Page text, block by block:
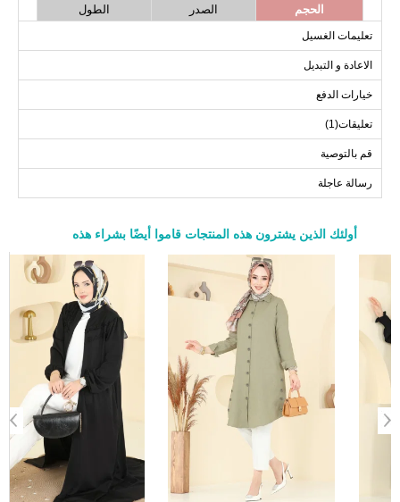
الحجم
الصدر
الطول
40
44
116
138
52
128
138
تعليمات الغسيل
الاعادة و التبديل
خيارات الدفع
تعليقات(1)
قم بالتوصية
رسالة عاجلة
أولئك الذين يشترون هذه المنتجات قاموا أيضًا بشراء هذه
a>